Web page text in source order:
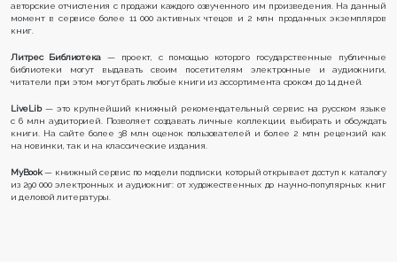
авторские отчисления с продажи каждого озвученного им произведения. На данный
момент в сервисе более 11 000 активных чтецов и 2 млн проданных экземпляров
книг.
Литрес Библиотека — проект, с помощью которого государственные публичные
библиотеки могут выдавать своим посетителям электронные и аудиокниги,
читатели при этом могут брать любые книги из ассортимента сроком до 14 дней.
LiveLib— это крупнейший книжный рекомендательный сервис на русском языке
с 6 млн аудиторией. Позволяет создавать личные коллекции, выбирать и обсуждать
книги. На сайте более 38 млн оценок пользователей и более 2 млн рецензий как
на новинки, так и на классические издания.
MyBook— книжный сервис по модели подписки, который открывает доступ к каталогу
из 290 000 электронных и аудиокниг: от художественных до научно-популярных книг
и деловой литературы.